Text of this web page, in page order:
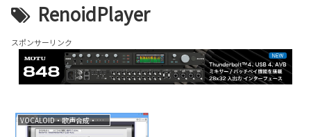
RenoidPlayer
スポンサーリンク
VOCALOID・歌声合成・音声合成